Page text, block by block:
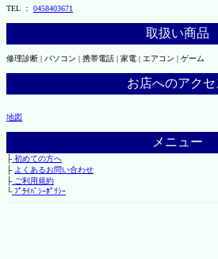
TEL ： 0458403671
取扱い商品
修理診断 | パソコン | 携帯電話 | 家電 | エアコン | ゲーム
お店へのアクセ
地図
メニュー
├初めての方へ
├ よくあるお問い合わせ
├ご利用規約
└ﾌﾟﾗｲﾊﾞｼｰﾎﾟﾘｼｰ